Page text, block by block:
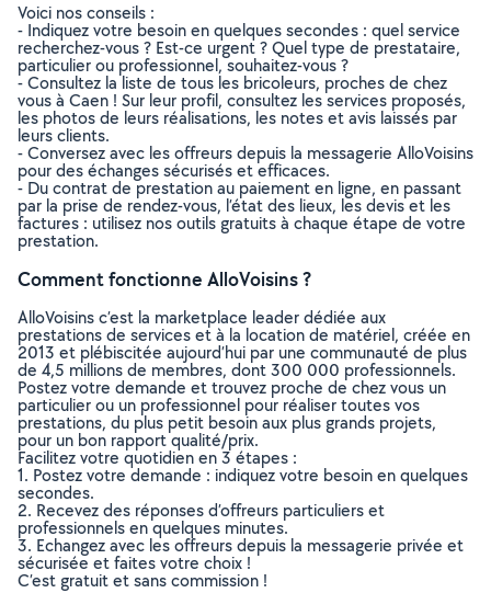
Voici nos conseils :
- Indiquez votre besoin en quelques secondes : quel service
recherchez-vous ? Est-ce urgent ? Quel type de prestataire,
particulier ou professionnel, souhaitez-vous ?
- Consultez la liste de tous les bricoleurs, proches de chez
vous à Caen ! Sur leur profil, consultez les services proposés,
les photos de leurs réalisations, les notes et avis laissés par
leurs clients.
- Conversez avec les offreurs depuis la messagerie AlloVoisins
pour des échanges sécurisés et efficaces.
- Du contrat de prestation au paiement en ligne, en passant
par la prise de rendez-vous, l’état des lieux, les devis et les
factures : utilisez nos outils gratuits à chaque étape de votre
prestation.
Comment fonctionne AlloVoisins ?
AlloVoisins c’est la marketplace leader dédiée aux
prestations de services et à la location de matériel, créée en
2013 et plébiscitée aujourd’hui par une communauté de plus
de 4,5 millions de membres, dont 300 000 professionnels.
Postez votre demande et trouvez proche de chez vous un
particulier ou un professionnel pour réaliser toutes vos
prestations, du plus petit besoin aux plus grands projets,
pour un bon rapport qualité/prix.
Facilitez votre quotidien en 3 étapes :
1. Postez votre demande : indiquez votre besoin en quelques
secondes.
2. Recevez des réponses d’offreurs particuliers et
professionnels en quelques minutes.
3. Echangez avec les offreurs depuis la messagerie privée et
sécurisée et faites votre choix !
C’est gratuit et sans commission !